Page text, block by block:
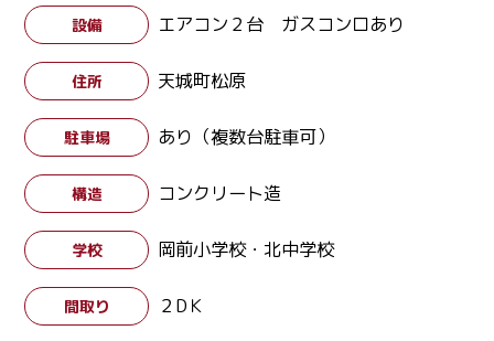
設備 エアコン２台 ガスコンロあり
住所 天城町松原
駐車場 あり（複数台駐車可）
構造 コンクリート造
学校 岡前小学校・北中学校
間取り ２DＫ